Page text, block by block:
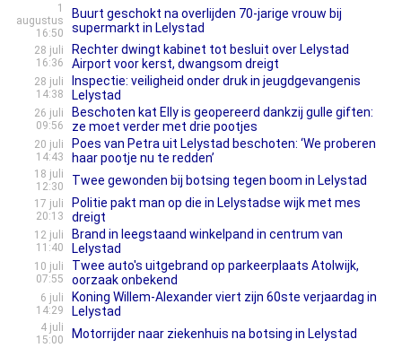
1
augustus
16:50
Buurt geschokt na overlijden 70-jarige vrouw bij
supermarkt in Lelystad
28 juli
16:36
Rechter dwingt kabinet tot besluit over Lelystad
Airport voor kerst, dwangsom dreigt
28 juli
14:38
Inspectie: veiligheid onder druk in jeugdgevangenis
Lelystad
26 juli
09:56
Beschoten kat Elly is geopereerd dankzij gulle giften:
ze moet verder met drie pootjes
20 juli
14:43
Poes van Petra uit Lelystad beschoten: ‘We proberen
haar pootje nu te redden’
18 juli
12:30
Twee gewonden bij botsing tegen boom in Lelystad
17 juli
20:13
Politie pakt man op die in Lelystadse wijk met mes
dreigt
12 juli
11:40
Brand in leegstaand winkelpand in centrum van
Lelystad
10 juli
07:55
Twee auto's uitgebrand op parkeerplaats Atolwijk,
oorzaak onbekend
6 juli
14:29
Koning Willem-Alexander viert zijn 60ste verjaardag in
Lelystad
4 juli
15:00
Motorrijder naar ziekenhuis na botsing in Lelystad